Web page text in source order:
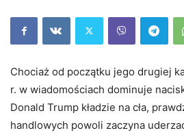
Chociaż od początku jego drugiej
r. w wiadomościach dominuje
Donald Trump kładzie na cła,
handlowych powoli zaczyna